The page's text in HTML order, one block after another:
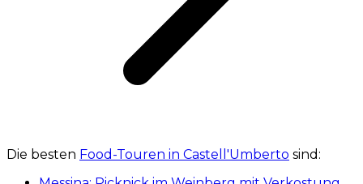
Die besten Food-Touren in Castell'Umberto sind: